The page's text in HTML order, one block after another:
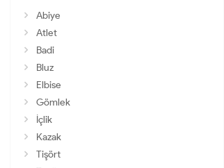
Abiye
Atlet
Badi
Bluz
Elbise
Gömlek
İçlik
Kazak
Tişört